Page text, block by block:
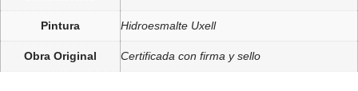
Pintura Hidroesmalte Uxell
Obra Original Certificada con firma y sello